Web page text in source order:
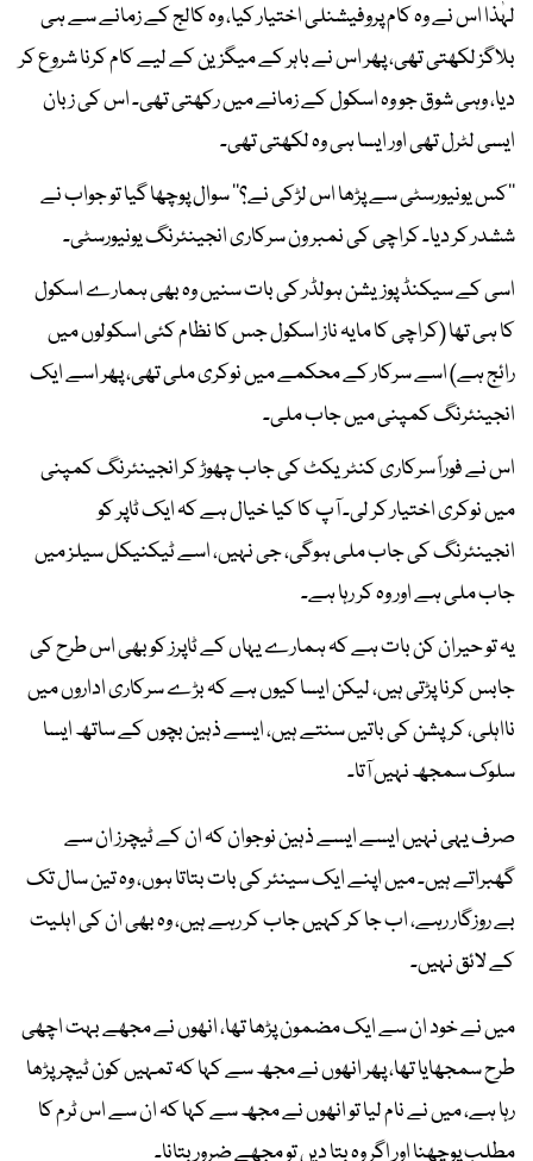
لہٰذا اس نے وہ کام پروفیشنلی اختیار کیا، وہ کالج کے زمانے سے ہی
بلاگز لکھتی تھی، پھر اس نے باہر کے میگزین کے لیے کام کرنا شروع کر
دیا، وہی شوق جو وہ اسکول کے زمانے میں رکھتی تھی۔ اس کی زبان
ایسی لٹرل تھی اور ایسا ہی وہ لکھتی تھی۔
’’کس یونیورسٹی سے پڑھا اس لڑکی نے؟‘‘ سوال پوچھا گیا تو جواب نے
ششدر کر دیا۔ کراچی کی نمبر ون سرکاری انجینئرنگ یونیورسٹی۔
اسی کے سیکنڈ پوزیشن ہولڈر کی بات سنیں وہ بھی ہمارے اسکول
کا ہی تھا (کراچی کا مایہ ناز اسکول جس کا نظام کئی اسکولوں میں
رائج ہے) اسے سرکار کے محکمے میں نوکری ملی تھی، پھر اسے ایک
انجینئرنگ کمپنی میں جاب ملی۔
اس نے فوراً سرکاری کنٹریکٹ کی جاب چھوڑ کر انجینئرنگ کمپنی
میں نوکری اختیار کر لی۔ آپ کا کیا خیال ہے کہ ایک ٹاپر کو
انجینئرنگ کی جاب ملی ہوگی، جی نہیں، اسے ٹیکنیکل سیلز میں
جاب ملی ہے اور وہ کر رہا ہے۔
یہ تو حیران کن بات ہے کہ ہمارے یہاں کے ٹاپرز کو بھی اس طرح کی
جابس کرنا پڑتی ہیں، لیکن ایسا کیوں ہے کہ بڑے سرکاری اداروں میں
نااہلی، کرپشن کی باتیں سنتے ہیں، ایسے ذہین بچوں کے ساتھ ایسا
سلوک سمجھ نہیں آتا۔
صرف یہی نہیں ایسے ایسے ذہین نوجوان کہ ان کے ٹیچرز ان سے
گھبراتے ہیں۔ میں اپنے ایک سینئر کی بات بتاتا ہوں، وہ تین سال تک
بے روزگار رہے، اب جا کر کہیں جاب کر رہے ہیں، وہ بھی ان کی اہلیت
کے لائق نہیں۔
میں نے خود ان سے ایک مضمون پڑھا تھا، انھوں نے مجھے بہت اچھی
طرح سمجھایا تھا، پھر انھوں نے مجھ سے کہا کہ تمہیں کون ٹیچر پڑھا
رہا ہے، میں نے نام لیا تو انھوں نے مجھ سے کہا کہ ان سے اس ٹرم کا
مطلب پوچھنا اور اگر وہ بتا دیں تو مجھے ضرور بتانا۔